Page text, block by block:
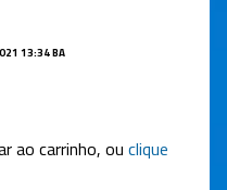
13:34 BA
ao carrinho, ou clique